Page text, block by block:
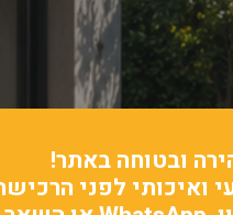
ובטוחה באתר!
ואיכותי לפני